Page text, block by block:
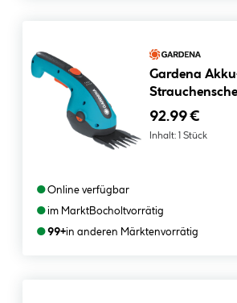
Gardena Akku-Gras und
92.99 €
Inhalt: 1 Stück
●Online verfügbar
●im MarktBocholtvorrätig
●99+in anderen Märktenvorrätig